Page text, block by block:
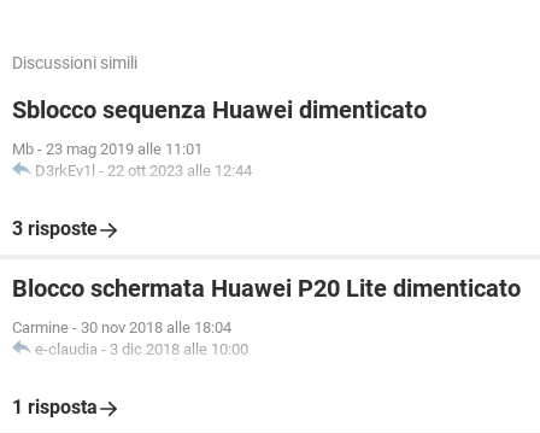
Discussioni simili
Sblocco sequenza Huawei dimenticato
Mb - 23 mag 2019 alle 11:01
D3rkEv1l - 22 ott 2023 alle 12:44
3 risposte
Blocco schermata Huawei P20 Lite dimenticato
Carmine - 30 nov 2018 alle 18:04
e-claudia - 3 dic 2018 alle 10:00
1 risposta